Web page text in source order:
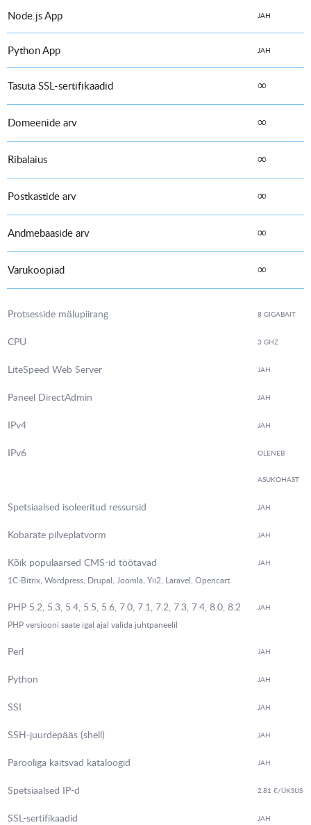
Node.js App JAH
Python App JAH
Tasuta SSL-sertifikaadid ∞
Domeenide arv ∞
Ribalaius ∞
Postkastide arv ∞
Andmebaaside arv ∞
Varukoopiad ∞
Protsesside mälupiirang 8 GIGABAIT
CPU 3 GHZ
LiteSpeed Web Server JAH
Paneel DirectAdmin JAH
IPv4 JAH
IPv6 OLENEB
ASUKOHAST
Spetsiaalsed isoleeritud ressursid JAH
Kobarate pilveplatvorm JAH
Kõik populaarsed CMS-id töötavad
1C-Bitrix, Wordpress, Drupal, Joomla, Yii2, Laravel, Opencart
JAH
PHP 5.2, 5.3, 5.4, 5.5, 5.6, 7.0, 7.1, 7.2, 7.3, 7.4, 8.0, 8.2
PHP versiooni saate igal ajal valida juhtpaneelil
JAH
Perl JAH
Python JAH
SSI JAH
SSH-juurdepääs (shell) JAH
Parooliga kaitsvad kataloogid JAH
Spetsiaalsed IP-d 2.81 €/ÜKSUS
SSL-sertifikaadid JAH